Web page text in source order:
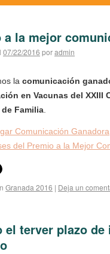
a la mejor
07/22/2016 poradmin
la comunicación
en Vacunas del XXIII
Familia
Comunicación Ganadora
del Premio a la Mejor
Granada 2016 | Deja un
el terver plazo